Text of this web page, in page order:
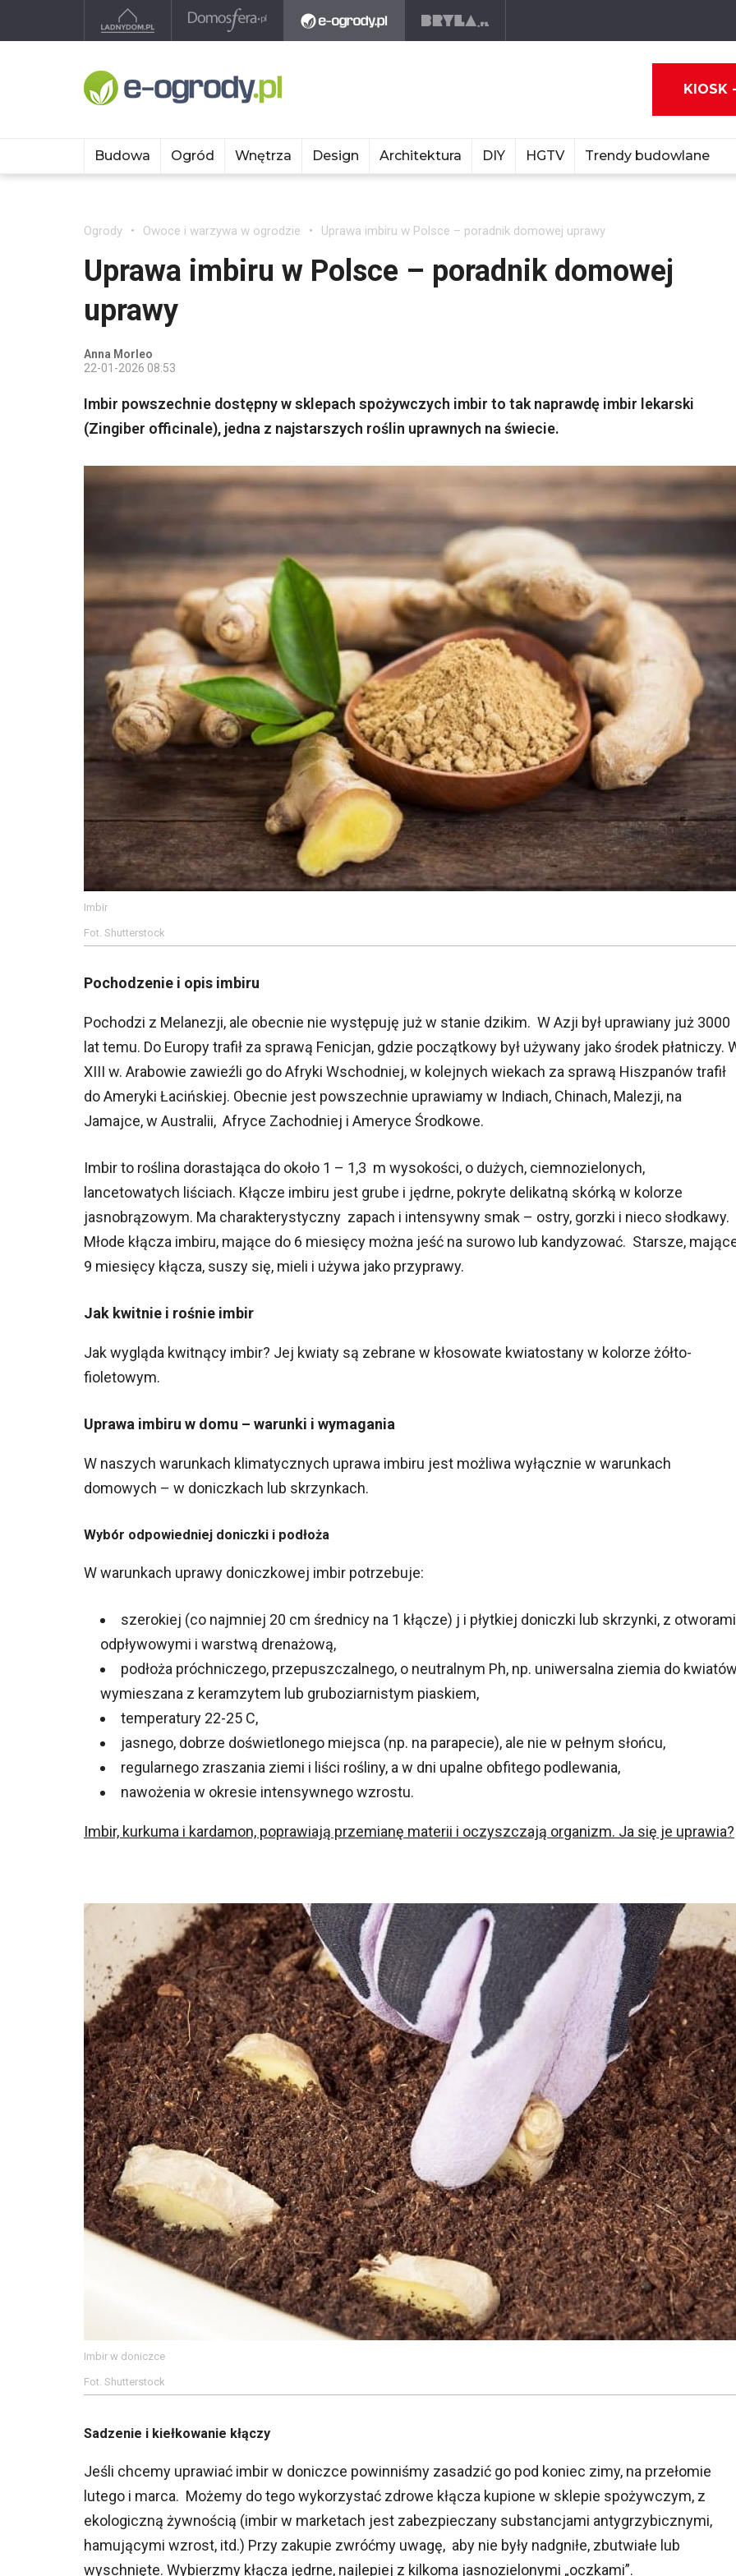
KIOSK
Budowa Ogród Wnętrza Design Architektura DIY HGTV Trendy budowlane
Ogrody Owoce i warzywa w ogrodzie Uprawa imbiru w Polsce – poradnik domowej uprawy
Uprawa imbiru w Polsce – poradnik domowej
uprawy
Anna Morleo
22-01-2026 08:53
Imbir powszechnie dostępny w sklepach spożywczych imbir to tak naprawdę imbir lekarski
(Zingiber officinale), jedna z najstarszych roślin uprawnych na świecie.
Imbir
Fot. Shutterstock
Pochodzenie i opis imbiru
Pochodzi z Melanezji, ale obecnie nie występuję już w stanie dzikim. W Azji był uprawiany już 3000
lat temu. Do Europy trafił za sprawą Fenicjan, gdzie początkowy był używany jako środek płatniczy.
XIII w. Arabowie zawieźli go do Afryki Wschodniej, w kolejnych wiekach za sprawą Hiszpanów trafił
do Ameryki Łacińskiej. Obecnie jest powszechnie uprawiamy w Indiach, Chinach, Malezji, na
Jamajce, w Australii, Afryce Zachodniej i Ameryce Środkowe.
Imbir to roślina dorastająca do około 1 – 1,3 m wysokości, o dużych, ciemnozielonych,
lancetowatych liściach. Kłącze imbiru jest grube i jędrne, pokryte delikatną skórką w kolorze
jasnobrązowym. Ma charakterystyczny zapach i intensywny smak – ostry, gorzki i nieco słodkawy.
Młode kłącza imbiru, mające do 6 miesięcy można jeść na surowo lub kandyzować. Starsze,
9 miesięcy kłącza, suszy się, mieli i używa jako przyprawy.
Jak kwitnie i rośnie imbir
Jak wygląda kwitnący imbir? Jej kwiaty są zebrane w kłosowate kwiatostany w kolorze żółto-
fioletowym.
Uprawa imbiru w domu – warunki i wymagania
W naszych warunkach klimatycznych uprawa imbiru jest możliwa wyłącznie w warunkach
domowych – w doniczkach lub skrzynkach.
Wybór odpowiedniej doniczki i podłoża
W warunkach uprawy doniczkowej imbir potrzebuje:
szerokiej (co najmniej 20 cm średnicy na 1 kłącze) j i płytkiej doniczki lub skrzynki, z otworami
odpływowymi i warstwą drenażową,
podłoża próchniczego, przepuszczalnego, o neutralnym Ph, np. uniwersalna ziemia do kwiatów
wymieszana z keramzytem lub gruboziarnistym piaskiem,
temperatury 22-25 C,
jasnego, dobrze doświetlonego miejsca (np. na parapecie), ale nie w pełnym słońcu,
regularnego zraszania ziemi i liści rośliny, a w dni upalne obfitego podlewania,
nawożenia w okresie intensywnego wzrostu.
Imbir, kurkuma i kardamon, poprawiają przemianę materii i oczyszczają organizm. Ja się je uprawia?
Imbir w doniczce
Fot. Shutterstock
Sadzenie i kiełkowanie kłączy
Jeśli chcemy uprawiać imbir w doniczce powinniśmy zasadzić go pod koniec zimy, na przełomie
lutego i marca. Możemy do tego wykorzystać zdrowe kłącza kupione w sklepie spożywczym, z
ekologiczną żywnością (imbir w marketach jest zabezpieczany substancjami antygrzybicznymi,
hamującymi wzrost, itd.) Przy zakupie zwróćmy uwagę, aby nie były nadgniłe, zbutwiałe lub
wyschnięte. Wybierzmy kłącza jędrne, najlepiej z kilkoma jasnozielonymi „oczkami”.